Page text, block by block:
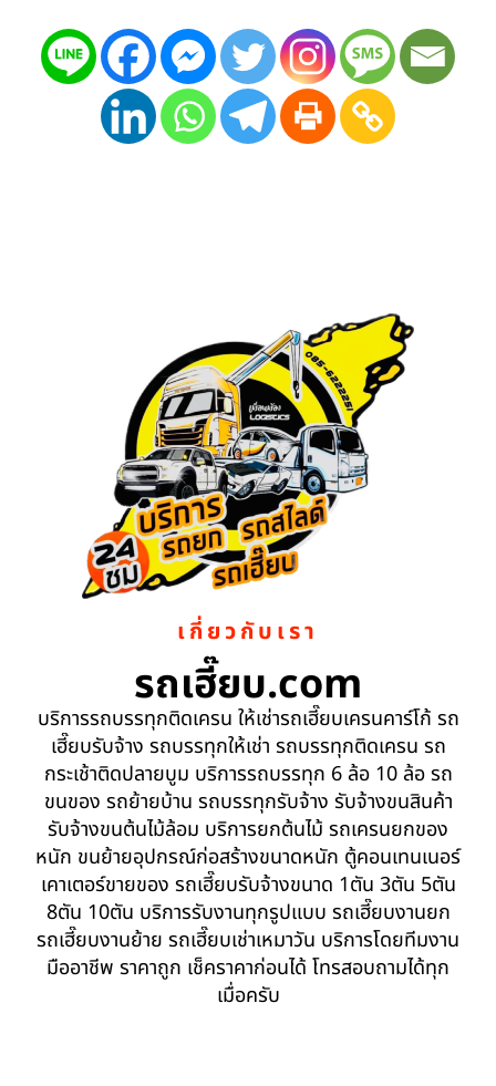
เกี่ยวกับเรา
รถเฮี๊ยบ.com
บริการรถบรรทุกติดเครน ให้เช่ารถเฮี๊ยบเครนคาร์โก้ รถ
เฮี๊ยบรับจ้าง รถบรรทุกให้เช่า รถบรรทุกติดเครน รถ
กระเช้าติดปลายบูม บริการรถบรรทุก 6 ล้อ 10 ล้อ รถ
ขนของ รถย้ายบ้าน รถบรรทุกรับจ้าง รับจ้างขนสินค้า
รับจ้างขนต้นไม้ล้อม บริการยกต้นไม้ รถเครนยกของ
หนัก ขนย้ายอุปกรณ์ก่อสร้างขนาดหนัก ตู้คอนเทนเนอร์
เคาเตอร์ขายของ รถเฮี๊ยบรับจ้างขนาด 1ตัน 3ตัน 5ตัน
8ตัน 10ตัน บริการรับงานทุกรูปแบบ รถเฮี๊ยบงานยก
รถเฮี๊ยบงานย้าย รถเฮี๊ยบเช่าเหมาวัน บริการโดยทีมงาน
มืออาชีพ ราคาถูก เช็คราคาก่อนได้ โทรสอบถามได้ทุก
เมื่อครับ